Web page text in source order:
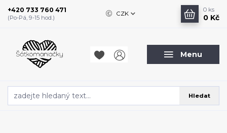
Menu
CZK
Hledat
+420 733 760 471
(Po-Pá, 9-15 hod.)
0 ks
0 Kč